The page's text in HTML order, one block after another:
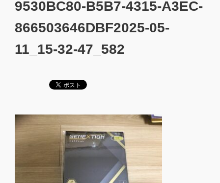
9530BC80-B5B7-4315-A3EC-
866503646DBF2025-05-
11_15-32-47_582